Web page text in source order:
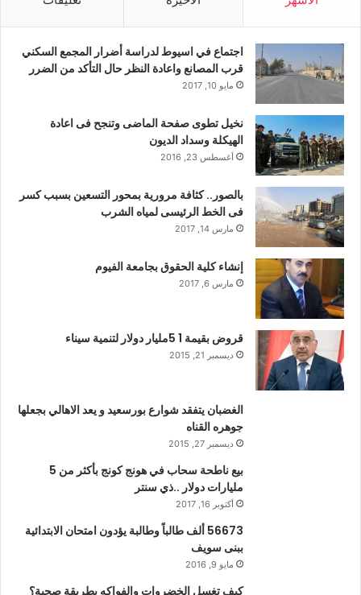
اجتماع في اسيوط لدراسة أضرار المجمع السكني
قرب المصانع واعادة النظر حال التأكد من الضرر
مايو 10, 2017
نخيل تطوى صفحة الماضى وتنجح فى اعادة
الهيكلة وسداد الديون
أغسطس 23, 2016
بالصور.. كثافة مرورية بمحور التسعين بسبب كسر
فى الخط الرئيسى لمياه الشرب
مارس 14, 2017
إنشاء كلية الحقوق بجامعة الفيوم
مارس 6, 2017
قروض بقيمة 1 5مليار دولار لتنمية سيناء
ديسمبر 21, 2015
الغضبان يتفقد شوارع بورسعيد و يعد الاهالي بجعلها
جوهره القناه
ديسمبر 27, 2015
بيع ناطحة سحاب في هونج كونج بأكثر من 5
مليارات دولار ..ذي سنتر
أكتوبر 16, 2017
56673 ألف طالباً وطالبة يؤدون امتحان الابتدائية
ببنى سويف
مايو 9, 2016
كيف تغسل الخضروات والفواكه بطريقة صحية؟